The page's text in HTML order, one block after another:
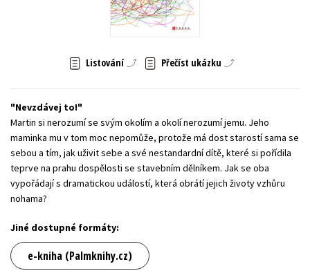
Zahraniční literatura
Listování Přečíst ukázku
Nevzdávej to!
Martin si nerozumí se svým okolím a okolí nerozumí jemu. Jeho
maminka mu v tom moc nepomůže, protože má dost starostí sama se
sebou a tím, jak uživit sebe a své nestandardní dítě, které si pořídila
teprve na prahu dospělosti se stavebním dělníkem. Jak se oba
vypořádají s dramatickou událostí, která obrátí jejich životy vzhůru
nohama?
Jiné dostupné formáty:
e-kniha (Palmknihy.cz)